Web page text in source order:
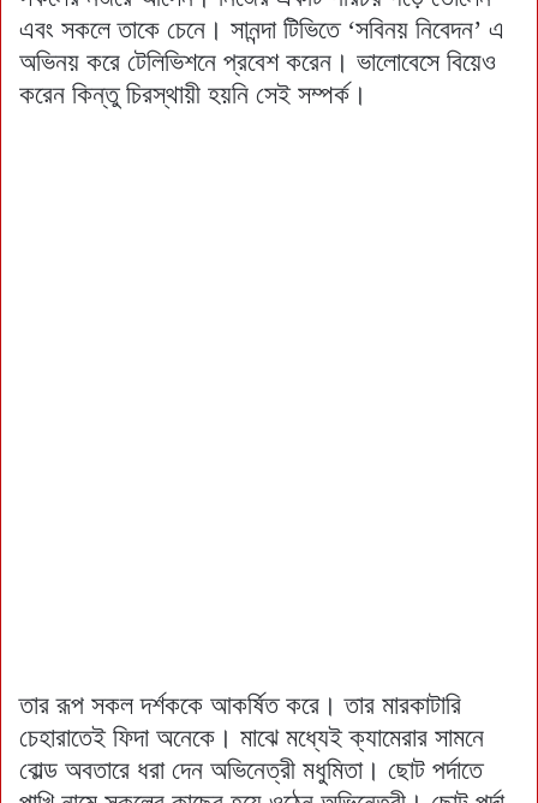
এবং সকলে তাকে চেনে। সানন্দা টিভিতে ‘সবিনয় নিবেদন’ এ
অভিনয় করে টেলিভিশনে প্রবেশ করেন। ভালোবেসে বিয়েও
করেন কিন্তু চিরস্থায়ী হয়নি সেই সম্পর্ক।
তার রূপ সকল দর্শককে আকর্ষিত করে। তার মারকাটারি
চেহারাতেই ফিদা অনেকে। মাঝে মধ্যেই ক্যামেরার সামনে
বোল্ড অবতারে ধরা দেন অভিনেত্রী মধুমিতা। ছোট পর্দাতে